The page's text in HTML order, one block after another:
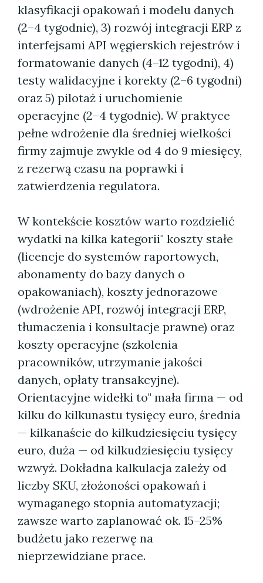
klasyfikacji opakowań i modelu danych
(2–4 tygodnie), 3) rozwój integracji ERP z
interfejsami API węgierskich rejestrów i
formatowanie danych (4–12 tygodni), 4)
testy walidacyjne i korekty (2–6 tygodni)
oraz 5) pilotaż i uruchomienie
operacyjne (2–4 tygodnie). W praktyce
pełne wdrożenie dla średniej wielkości
firmy zajmuje zwykle od 4 do 9 miesięcy,
z rezerwą czasu na poprawki i
zatwierdzenia regulatora.
W kontekście kosztów warto rozdzielić
wydatki na kilka kategorii" koszty stałe
(licencje do systemów raportowych,
abonamenty do bazy danych o
opakowaniach), koszty jednorazowe
(wdrożenie API, rozwój integracji ERP,
tłumaczenia i konsultacje prawne) oraz
koszty operacyjne (szkolenia
pracowników, utrzymanie jakości
danych, opłaty transakcyjne).
Orientacyjne widełki to" mała firma — od
kilku do kilkunastu tysięcy euro, średnia
— kilkanaście do kilkudziesięciu tysięcy
euro, duża — od kilkudziesięciu tysięcy
wzwyż. Dokładna kalkulacja zależy od
liczby SKU, złożoności opakowań i
wymaganego stopnia automatyzacji;
zawsze warto zaplanować ok. 15–25%
budżetu jako rezerwę na
nieprzewidziane prace.